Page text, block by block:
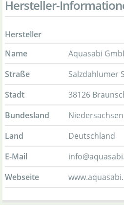
Hersteller-
Hersteller
Name
Aquasabi
Straße
Salzdahlumer
Stadt
38126
Bundesland
Niedersachsen
Land
Deutschland
E-Mail
Webseite